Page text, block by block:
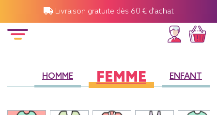
Livraison gratuite dès 60 € d'achat
HOMME FEMME ENFANT